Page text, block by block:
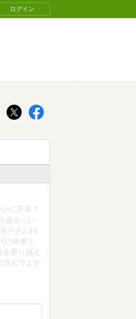
ログイン
に不幸？
過去にい
戸さん特
の琢磨と
乗り越え
読んでよか